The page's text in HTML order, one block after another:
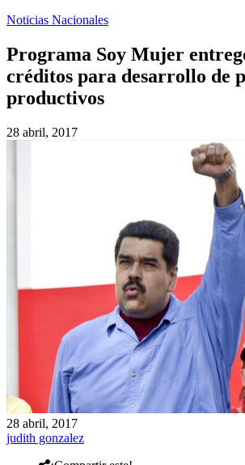
Noticias Nacionales
Programa Soy Mujer
créditos para desarrollo de
productivos
28 abril, 2017
28 abril, 2017
judith gonzalez